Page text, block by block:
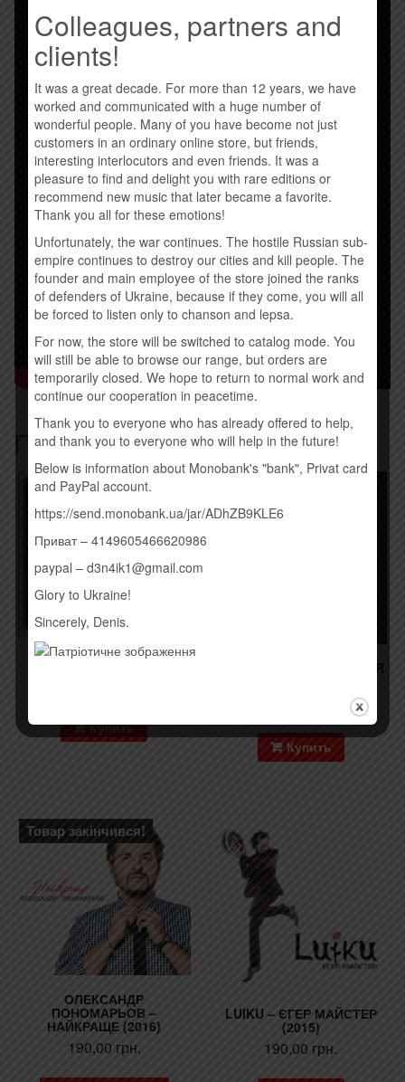
Похожие товары
AVICII – STORIES (2015)
Купить
CHRIS CORNELL – HIGHER
Купить
Товар закінчився!
ОЛЕКСАНДР
ПОНОМАРЬОВ –
НАЙКРАЩЕ (2016)
190,00 грн.
LUIKU – ЄГЕР МАЙСТЕР
(2015)
190,00 грн.
Colleagues, partners and
clients!
It was a great decade. For more than 12 years, we have
worked and communicated with a huge number of
wonderful people. Many of you have become not just
customers in an ordinary online store, but friends,
interesting interlocutors and even friends. It was a
pleasure to find and delight you with rare editions or
recommend new music that later became a favorite.
Thank you all for these emotions!
Unfortunately, the war continues. The hostile Russian sub-
empire continues to destroy our cities and kill people. The
founder and main employee of the store joined the ranks
of defenders of Ukraine, because if they come, you will all
be forced to listen only to chanson and lepsa.
For now, the store will be switched to catalog mode. You
will still be able to browse our range, but orders are
temporarily closed. We hope to return to normal work and
continue our cooperation in peacetime.
Thank you to everyone who has already offered to help,
and thank you to everyone who will help in the future!
Below is information about Monobank's "bank", Privat card
and PayPal account.
https://send.monobank.ua/jar/ADhZB9KLE6
Приват – 4149605466620986
paypal – d3n4ik1@gmail.com
Glory to Ukraine!
Sincerely, Denis.